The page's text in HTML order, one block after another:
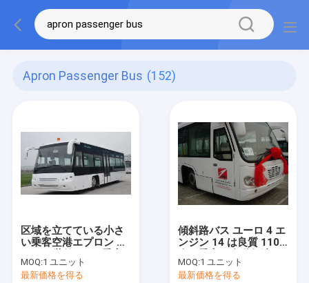
Apron Passenger Bus (152)
区域を立てている小さ
い乗客空港エプロン バ
MOQ:1 ユニット
最新価格を得る
傾斜路バス ユーロ 4 エ
ンジン 14 は良質 110
つけます
MOQ:1 ユニット
最新価格を得る